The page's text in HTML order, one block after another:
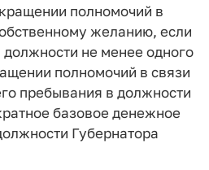
полномочий в
желанию, если
должности не менее одного
полномочий в связи
пребывания в должности
базовое денежное
Губернатора